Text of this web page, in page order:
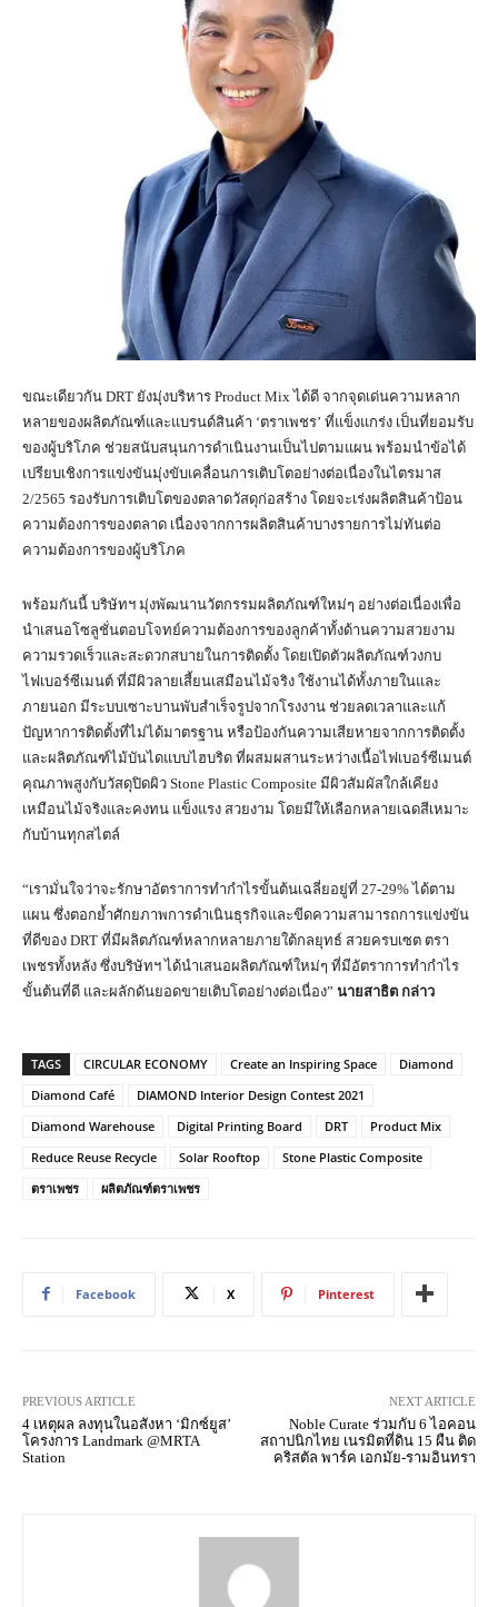
ขณะเดียวกัน DRT ยังมุ่งบริหาร Product Mix ได้ดี จากจุดเด่นความหลาก
หลายของผลิตภัณฑ์และแบรนด์สินค้า ‘ตราเพชร’ ที่แข็งแกร่ง เป็นที่ยอมรับ
ของผู้บริโภค ช่วยสนับสนุนการดำเนินงานเป็นไปตามแผน พร้อมนำข้อได้
เปรียบเชิงการแข่งขันมุ่งขับเคลื่อนการเติบโตอย่างต่อเนื่องในไตรมาส
2/2565 รองรับการเติบโตของตลาดวัสดุก่อสร้าง โดยจะเร่งผลิตสินค้าป้อน
ความต้องการของตลาด เนื่องจากการผลิตสินค้าบางรายการไม่ทันต่อ
ความต้องการของผู้บริโภค
พร้อมกันนี้ บริษัทฯ มุ่งพัฒนานวัตกรรมผลิตภัณฑ์ใหม่ๆ อย่างต่อเนื่องเพื่อ
นำเสนอโซลูชั่นตอบโจทย์ความต้องการของลูกค้าทั้งด้านความสวยงาม
ความรวดเร็วและสะดวกสบายในการติดตั้ง โดยเปิดตัวผลิตภัณฑ์วงกบ
ไฟเบอร์ซีเมนต์ ที่มีผิวลายเสี้ยนเสมือนไม้จริง ใช้งานได้ทั้งภายในและ
ภายนอก มีระบบเซาะบานพับสำเร็จรูปจากโรงงาน ช่วยลดเวลาและแก้
ปัญหาการติดตั้งที่ไม่ได้มาตรฐาน หรือป้องกันความเสียหายจากการติดตั้ง
และผลิตภัณฑ์ไม้บันไดแบบไฮบริด ที่ผสมผสานระหว่างเนื้อไฟเบอร์ซีเมนต์
คุณภาพสูงกับวัสดุปิดผิว Stone Plastic Composite มีผิวสัมผัสใกล้เคียง
เหมือนไม้จริงและคงทน แข็งแรง สวยงาม โดยมีให้เลือกหลายเฉดสีเหมาะ
กับบ้านทุกสไตล์
“เรามั่นใจว่าจะรักษาอัตราการทำกำไรขั้นต้นเฉลี่ยอยู่ที่ 27-29% ได้ตาม
แผน ซึ่งตอกย้ำศักยภาพการดำเนินธุรกิจและขีดความสามารถการแข่งขัน
ที่ดีของ DRT ที่มีผลิตภัณฑ์หลากหลายภายใต้กลยุทธ์ สวยครบเซต ตรา
เพชรทั้งหลัง ซึ่งบริษัทฯ ได้นำเสนอผลิตภัณฑ์ใหม่ๆ ที่มีอัตราการทำกำไร
ขั้นต้นที่ดี และผลักดันยอดขายเติบโตอย่างต่อเนื่อง” นายสาธิต กล่าว
TAGS CIRCULAR ECONOMY Create an Inspiring Space
Diamond
Diamond Café
DIAMOND Interior Design Contest 2021
Diamond Warehouse
Digital Printing Board DRT
Product Mix
Reduce Reuse Recycle
Solar Rooftop
Stone Plastic Composite
ตราเพชร
ผลิตภัณฑ์ตราเพชร
Facebook X Pinterest
PREVIOUS ARTICLE
4 เหตุผล ลงทุนในอสังหา ‘มิกซ์ยูส’
โครงการ Landmark @MRTA
Station
NEXT ARTICLE
Noble Curate ร่วมกับ 6 ไอคอน
สถาปนิกไทย เนรมิตที่ดิน 15 ผืน ติด
คริสตัล พาร์ค เอกมัย-รามอินทรา